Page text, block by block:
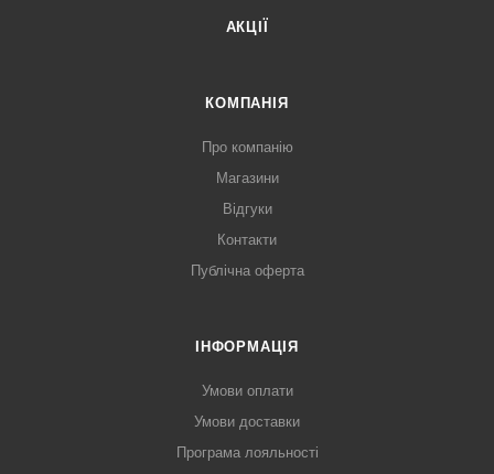
АКЦІЇ
КОМПАНІЯ
Про компанію
Магазини
Відгуки
Контакти
Публічна оферта
ІНФОРМАЦІЯ
Умови оплати
Умови доставки
Програма лояльності